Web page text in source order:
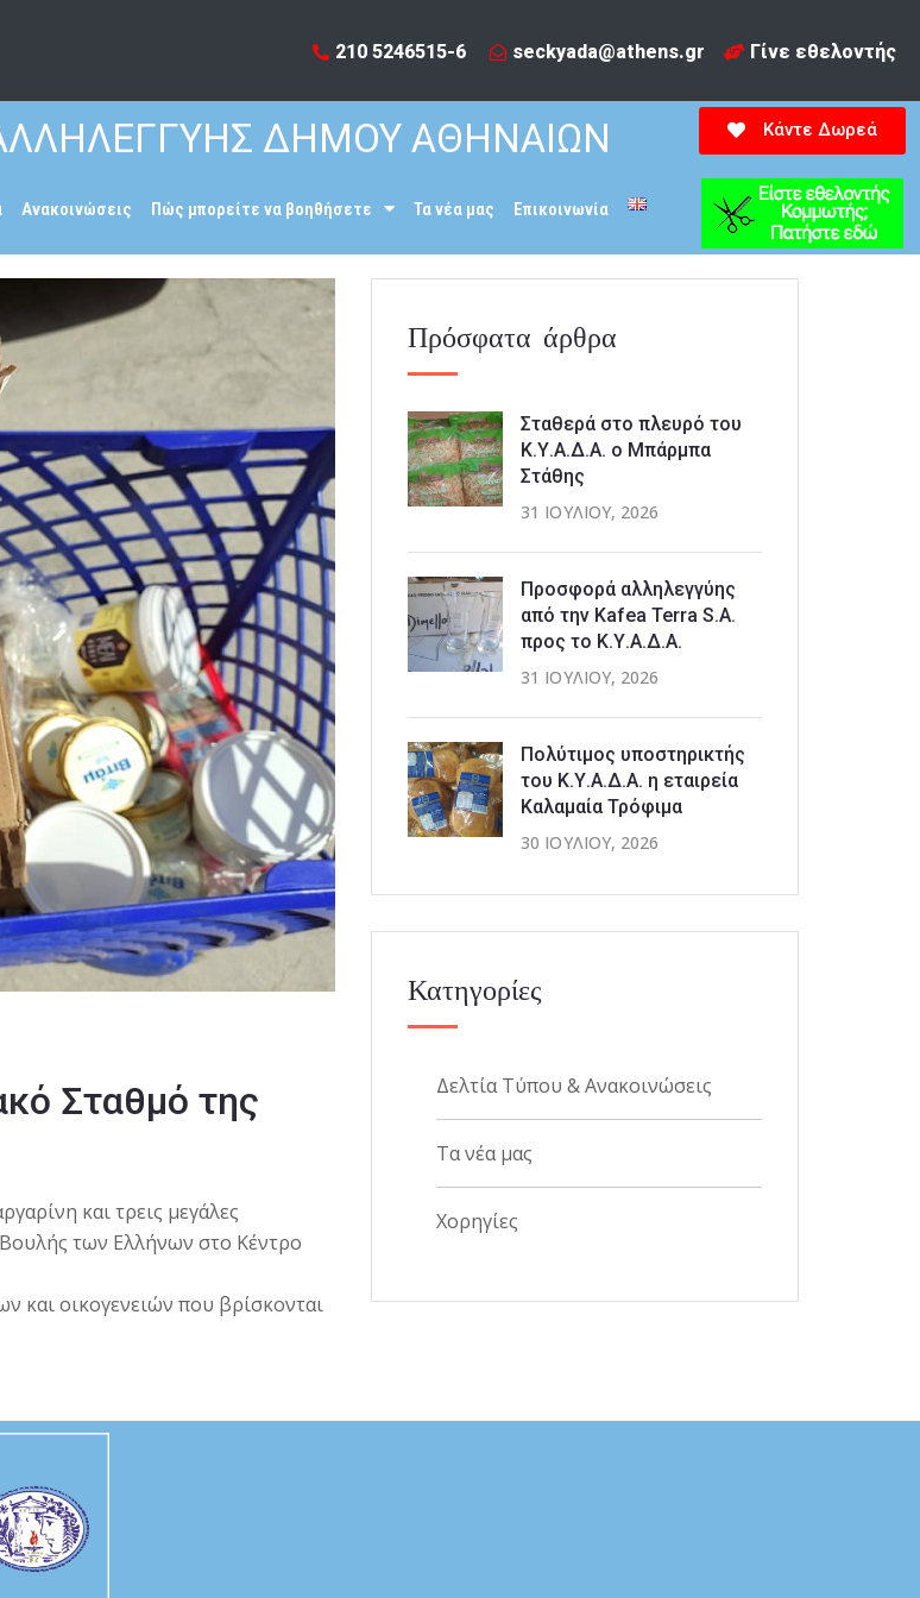
210 5246515-6​ seckyada@athens.gr Γίνε εθελοντής
ΔΗΜΟΥ ΑΘΗΝΑΙΩΝ
Ανακοινώσεις Πώς μπορείτε να βοηθήσετε Τα νέα μας Επικοινωνία
Κάντε Δωρεά
Σταθμό της
και τρεις μεγάλες
των Ελλήνων στο Κέντρο
και οικογενειών που βρίσκονται
Πρόσφατα άρθρα
Σταθερά στο πλευρό του
Κ.Υ.Α.Δ.Α. ο Μπάρμπα
Στάθης
31 ΙΟΥΛΊΟΥ, 2026
Προσφορά αλληλεγγύης
από την Kafea Terra S.A.
προς το Κ.Υ.Α.Δ.Α.
31 ΙΟΥΛΊΟΥ, 2026
Πολύτιμος υποστηρικτής
του Κ.Υ.Α.Δ.Α. η εταιρεία
Καλαμαία Τρόφιμα
30 ΙΟΥΛΊΟΥ, 2026
Κατηγορίες
Δελτία Τύπου & Ανακοινώσεις
Τα νέα μας
Χορηγίες